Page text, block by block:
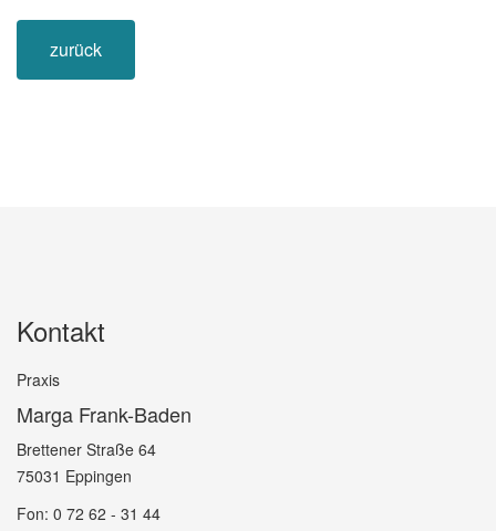
zurück
Kontakt
Praxis
Marga Frank-Baden
Brettener Straße 64
75031 Eppingen
Fon: 0 72 62 - 31 44